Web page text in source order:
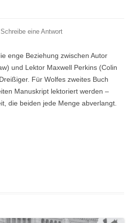
Schreibe eine Antwort
enge Beziehung zwischen Autor
und Lektor Maxwell Perkins (Colin
Für Wolfes zweites Buch
Manuskript lektoriert werden –
die beiden jede Menge abverlangt.